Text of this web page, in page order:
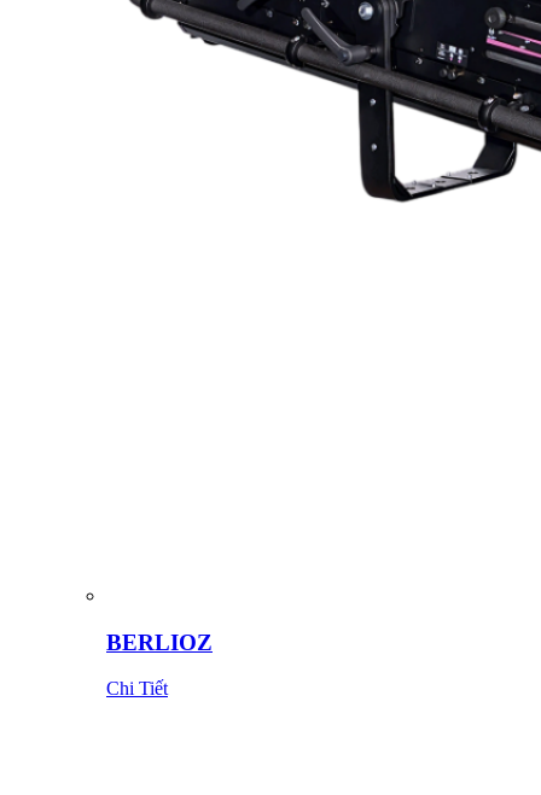
BERLIOZ
Chi Tiết